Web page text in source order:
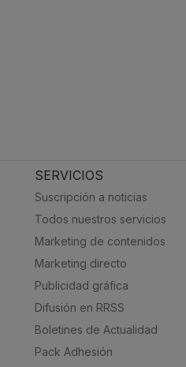
SERVICIOS
Suscripción a noticias
Todos nuestros servicios
Marketing de contenidos
Marketing directo
Publicidad gráfica
Difusión en RRSS
Boletines de Actualidad
Pack Adhesión